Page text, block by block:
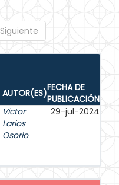
Siguiente
AUTOR(ES)FECHA DE
PUBLICACIÓN
Víctor
Larios
Osorio
29-jul-2024